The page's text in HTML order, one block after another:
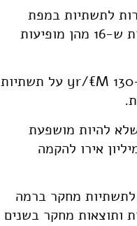
תשתיות מחקר לאומיות ש-13 מהן מקושרות לתשתיות במפת
הדרכים של ESFRI ומפת הדרכים של הולנד כוללת 25 תשתיות מחקר לאומיות ש-16 מהן מופיעות
בפינלנד, תהליך בניית מפות הדרכים כלל הערכת עלויות. פינלנד מוציאה כ-yr/€M 130 על תשתיות
מנת שלא להיות מושפעת
כלכליים בקביעת מפת הדרכים. ב-2012 כבר יועד תקציב של 80 מיליון אירו להקמה
מחקר ברמה
ותוצאות מחקר בשנים